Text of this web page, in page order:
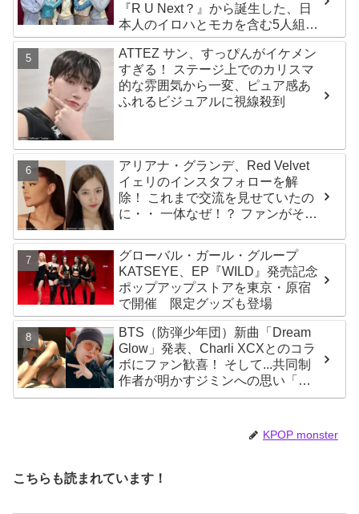
『R U Next？』から誕生した、日
本人のイロハとモカを含む5人組ガ
ールズグループ！ デビュー曲
「Magnetic」がいきなりの大ヒッ
ト
ATTEZ サン、すっぴんがイケメン
すぎる！ ステージ上でのカリスマ
的な雰囲気から一変、ピュア感あ
ふれるビジュアルに視線殺到
アリアナ・グランデ、Red Velvet
イェリのインスタフォローを解
除！ これまで交流を見せていたの
に・・ 一体なぜ！？ ファンがその
グローバル・ガール・グループ
KATSEYE、EP『WILD』発売記念
ポップアップストアを東京・原宿
で開催 限定グッズも登場
BTS（防弾少年団）新曲「Dream
Glow」発表、Charli XCXとのコラ
ボにファン歓喜！ そして...共同制
作者が明かすジミンへの思い「彼
の夢、そして彼の絶望から生まれ
KPOP monster
こちらも読まれています！